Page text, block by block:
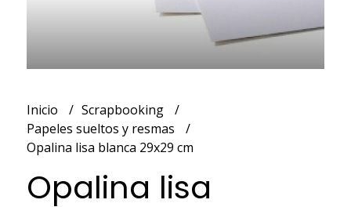
Inicio
Scrapbooking
Papeles sueltos y resmas
Opalina lisa blanca 29x29 cm
Opalina lisa